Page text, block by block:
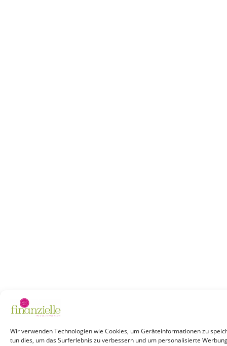
Wir verwenden Technologien wie Cookies, um Geräteinformationen zu
tun dies, um das Surferlebnis zu verbessern und um personalisierte